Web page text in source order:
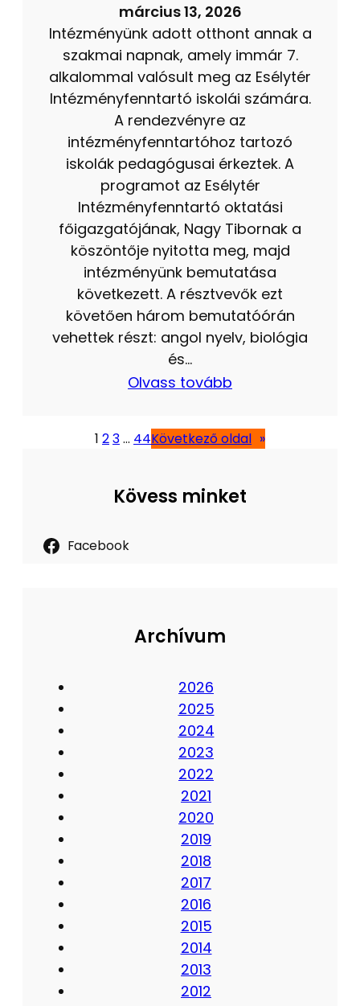
március 13, 2026
Intézményünk adott otthont annak a
szakmai napnak, amely immár 7.
alkalommal valósult meg az Esélytér
Intézményfenntartó iskolái számára.
A rendezvényre az
intézményfenntartóhoz tartozó
iskolák pedagógusai érkeztek. A
programot az Esélytér
Intézményfenntartó oktatási
főigazgatójának, Nagy Tibornak a
köszöntője nyitotta meg, majd
intézményünk bemutatása
következett. A résztvevők ezt
követően három bemutatóórán
vehettek részt: angol nyelv, biológia
és…
Olvass tovább
1 23… 44Következő oldal »
Kövess minket
Facebook
Archívum
2026
2025
2024
2023
2022
2021
2020
2019
2018
2017
2016
2015
2014
2013
2012